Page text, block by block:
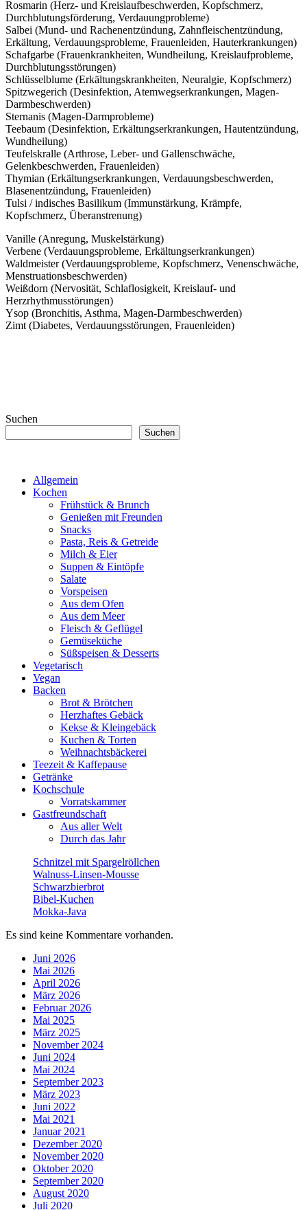
Rosmarin (Herz- und Kreislaufbeschwerden, Kopfschmerz,
Durchblutungsförderung, Verdauungprobleme)
Salbei (Mund- und Rachenentzündung, Zahnfleischentzündung,
Erkältung, Verdauungsprobleme, Frauenleiden, Hauterkrankungen)
Schafgarbe (Frauenkrankheiten, Wundheilung, Kreislaufprobleme,
Durchblutungsstörungen)
Schlüsselblume (Erkältungskrankheiten, Neuralgie, Kopfschmerz)
Spitzwegerich (Desinfektion, Atemwegserkrankungen, Magen-
Darmbeschwerden)
Sternanis (Magen-Darmprobleme)
Teebaum (Desinfektion, Erkältungserkrankungen, Hautentzündung,
Wundheilung)
Teufelskralle (Arthrose, Leber- und Gallenschwäche,
Gelenkbeschwerden, Frauenleiden)
Thymian (Erkältungserkrankungen, Verdauungsbeschwerden,
Blasenentzündung, Frauenleiden)
Tulsi / indisches Basilikum (Immunstärkung, Krämpfe,
Kopfschmerz, Überanstrenung)
Vanille (Anregung, Muskelstärkung)
Verbene (Verdauungsprobleme, Erkältungserkrankungen)
Waldmeister (Verdauungsprobleme, Kopfschmerz, Venenschwäche,
Menstruationsbeschwerden)
Weißdorn (Nervosität, Schlaflosigkeit, Kreislauf- und
Herzrhythmusstörungen)
Ysop (Bronchitis, Asthma, Magen-Darmbeschwerden)
Zimt (Diabetes, Verdauungsstörungen, Frauenleiden)
Suchen
Suchen
Allgemein
Kochen
Frühstück & Brunch
Genießen mit Freunden
Snacks
Pasta, Reis & Getreide
Milch & Eier
Suppen & Eintöpfe
Salate
Vorspeisen
Aus dem Ofen
Aus dem Meer
Fleisch & Geflügel
Gemüseküche
Süßspeisen & Desserts
Vegetarisch
Vegan
Backen
Brot & Brötchen
Herzhaftes Gebäck
Kekse & Kleingebäck
Kuchen & Torten
Weihnachtsbäckerei
Teezeit & Kaffepause
Getränke
Kochschule
Vorratskammer
Gastfreundschaft
Aus aller Welt
Durch das Jahr
Schnitzel mit Spargelröllchen
Walnuss-Linsen-Mousse
Schwarzbierbrot
Bibel-Kuchen
Mokka-Java
Es sind keine Kommentare vorhanden.
Juni 2026
Mai 2026
April 2026
März 2026
Februar 2026
Mai 2025
März 2025
November 2024
Juni 2024
Mai 2024
September 2023
März 2023
Juni 2022
Mai 2021
Januar 2021
Dezember 2020
November 2020
Oktober 2020
September 2020
August 2020
Juli 2020